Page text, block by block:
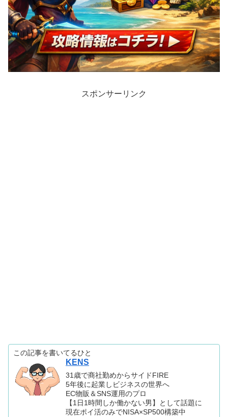
スポンサーリンク
この記事を書いてるひと
KENS
31歳で商社勤めからサイドFIRE
5年後に起業しビジネスの世界へ
EC物販＆SNS運用のプロ
【1日1時間しか働かない男】として話題に
現在ポイ活のみでNISA×SP500構築中